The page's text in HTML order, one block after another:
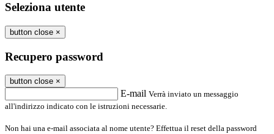
Seleziona utente
button close ×
Recupero password
button close ×
E-mail Verrà inviato un messaggio
all'indirizzo indicato con le istruzioni necessarie.
Non hai una e-mail associata al nome utente? Effettua il reset della password